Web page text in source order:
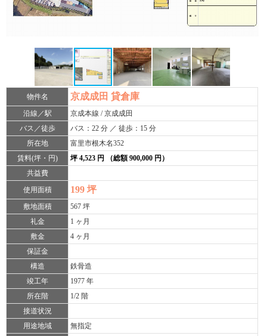
物件名 京成成田 貸倉庫
沿線／駅
京成本線 / 京成成田
バス／徒歩
バス：22 分 ／ 徒歩：15 分
所在地
富里市根木名352
賃料(坪・円)
坪 4,523 円 （総額 900,000 円）
共益費
使用面積
199 坪
敷地面積
567 坪
礼金
1 ヶ月
敷金
4 ヶ月
保証金
構造
鉄骨造
竣工年
1977 年
所在階
1/2 階
接道状況
用途地域
無指定